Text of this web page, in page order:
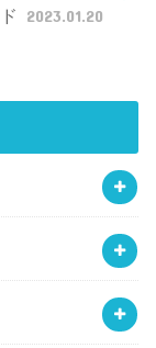
2023.01.20